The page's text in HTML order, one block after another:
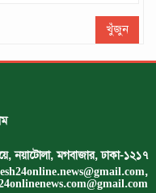
খুঁজুন
নয়াটোলা, মগবাজার, ঢাকা-১২১৭
,